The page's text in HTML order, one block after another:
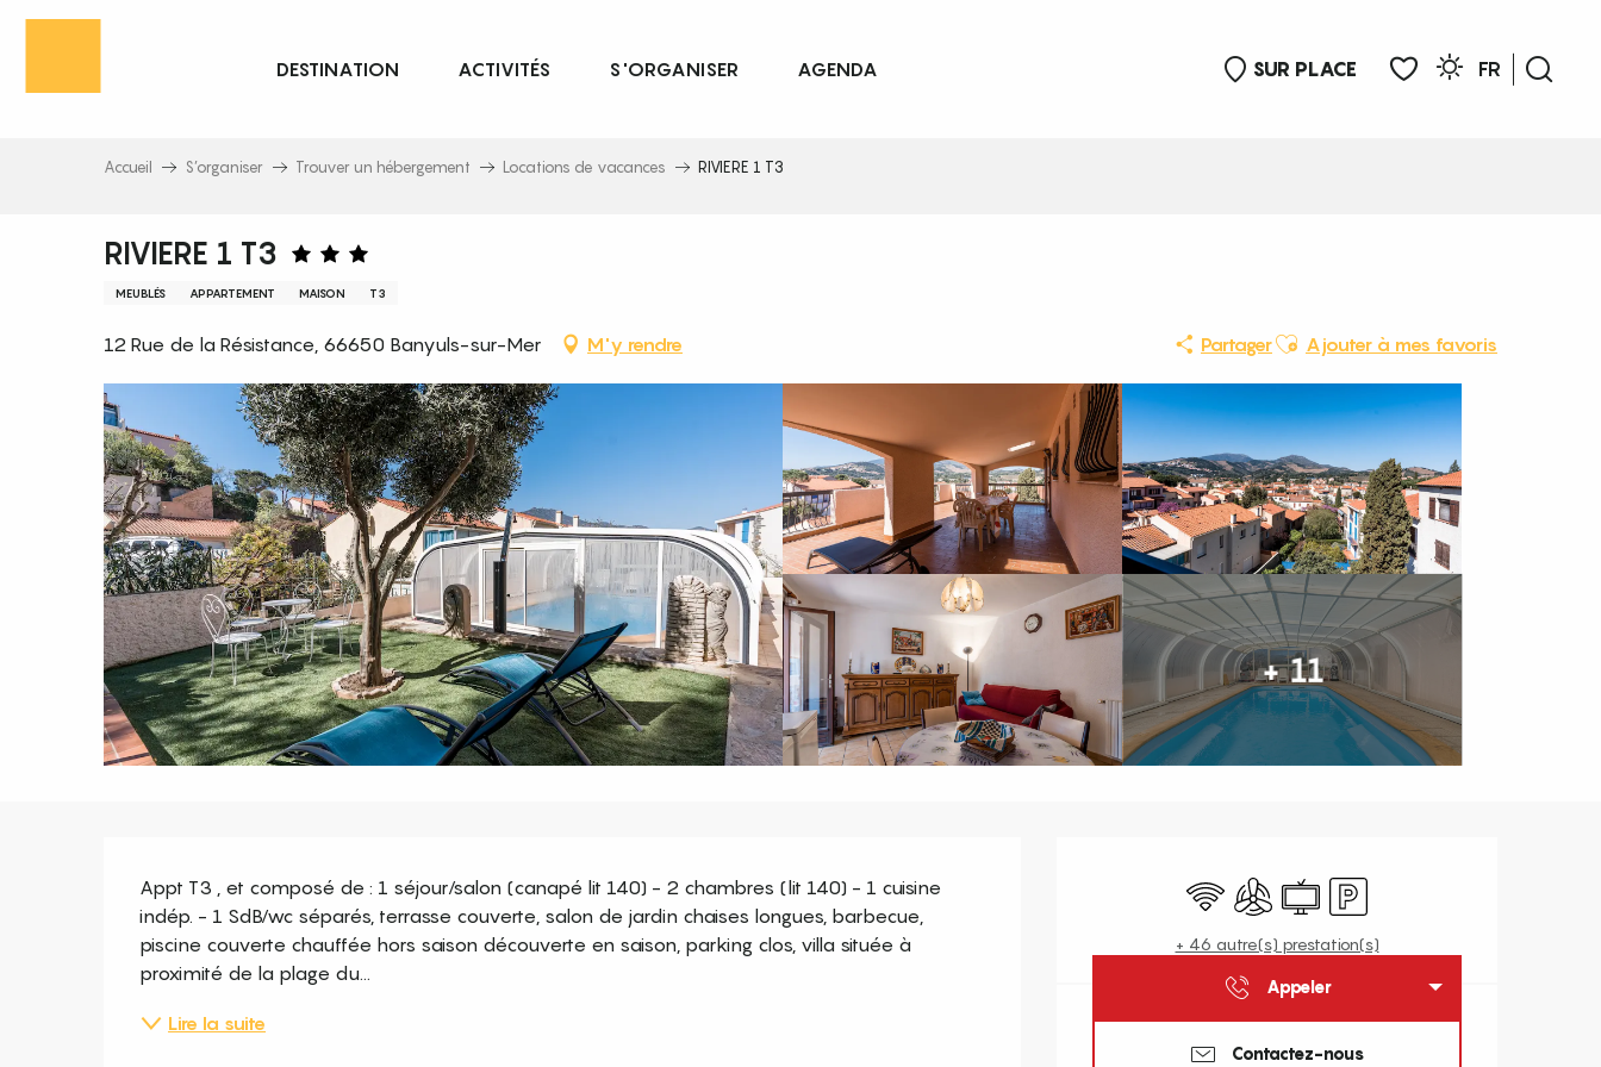
Aller
principal
SUR PLACE
FR
DESTINATION ACTIVITÉS S'ORGANISER AGENDA
Accueil S’organiser Trouver un hébergement Locations de vacances RIVIERE 1 T3
RIVIERE 1 T3
MEUBLÉS APPARTEMENT MAISON T3
12 Rue de la Résistance, 66650 Banyuls-sur-Mer M'y rendre PartagerAjouter aux favoris
Ajouter à mes favoris
+ 11
Ouverture et coordonnées
WiFi Air conditionné
Télévision
Parking
+ 46 autre(s) prestation(s)
Appeler
Contactez-nous
Description
Appt T3 , et composé de : 1 séjour/salon (canapé lit 140) - 2 chambres (lit 140) - 1 cuisine
indép. - 1 SdB/wc séparés, terrasse couverte, salon de jardin chaises longues, barbecue,
piscine couverte chauffée hors saison découverte en saison, parking clos, villa située à
proximité de la plage du...
Lire la suite